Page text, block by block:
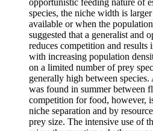
species, the niche width is
available or when the
suggested that a generalist and
reduces competition and results
with increasing population
on a limited number of prey
generally high between
was found in summer between
competition for food, however,
niche separation and by
prey size. The intensive use of